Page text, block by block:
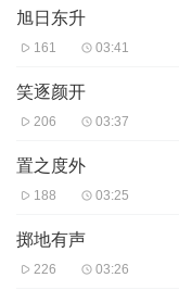
旭日东升
161 03:41
笑逐颜开
206 03:37
置之度外
188 03:25
掷地有声
226 03:26